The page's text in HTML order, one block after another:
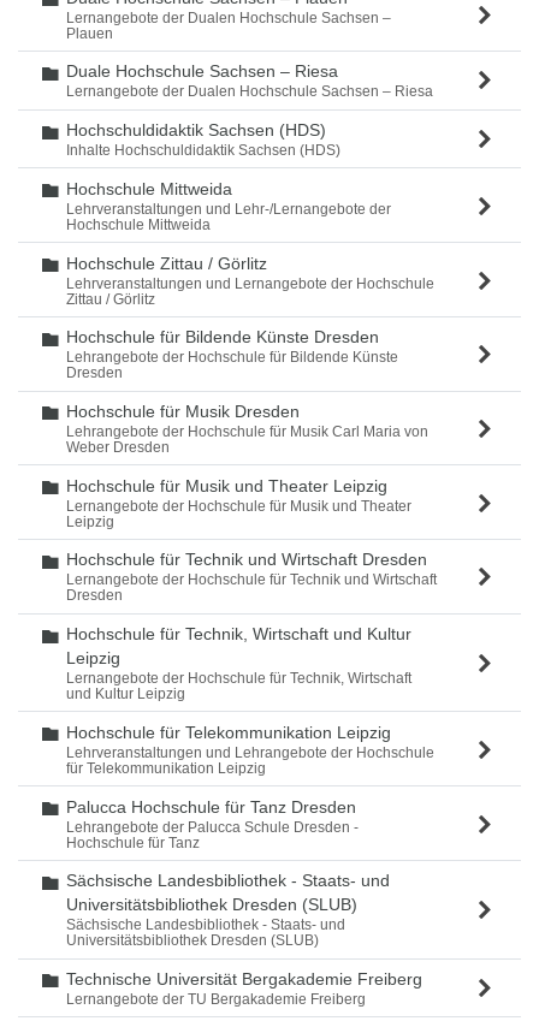
Lernangebote der Dualen Hochschule Sachsen –
Plauen
Ordner
Duale Hochschule Sachsen – Riesa
Lernangebote der Dualen Hochschule Sachsen – Riesa
Ordner
Hochschuldidaktik Sachsen (HDS)
Inhalte Hochschuldidaktik Sachsen (HDS)
Ordner
Hochschule Mittweida
Lehrveranstaltungen und Lehr-/Lernangebote der
Hochschule Mittweida
Ordner
Hochschule Zittau / Görlitz
Lehrveranstaltungen und Lernangebote der Hochschule
Zittau / Görlitz
Ordner
Hochschule für Bildende Künste Dresden
Lehrangebote der Hochschule für Bildende Künste
Dresden
Ordner
Hochschule für Musik Dresden
Lehrangebote der Hochschule für Musik Carl Maria von
Weber Dresden
Ordner
Hochschule für Musik und Theater Leipzig
Lernangebote der Hochschule für Musik und Theater
Leipzig
Ordner
Hochschule für Technik und Wirtschaft Dresden
Lernangebote der Hochschule für Technik und Wirtschaft
Dresden
Ordner
Hochschule für Technik, Wirtschaft und Kultur
Leipzig
Lernangebote der Hochschule für Technik, Wirtschaft
und Kultur Leipzig
Ordner
Hochschule für Telekommunikation Leipzig
Lehrveranstaltungen und Lehrangebote der Hochschule
für Telekommunikation Leipzig
Ordner
Palucca Hochschule für Tanz Dresden
Lehrangebote der Palucca Schule Dresden -
Hochschule für Tanz
Ordner
Sächsische Landesbibliothek - Staats- und
Universitätsbibliothek Dresden (SLUB)
Sächsische Landesbibliothek - Staats- und
Universitätsbibliothek Dresden (SLUB)
Ordner
Technische Universität Bergakademie Freiberg
Lernangebote der TU Bergakademie Freiberg